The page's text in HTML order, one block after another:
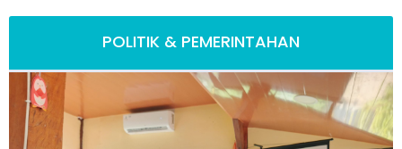
POLITIK & PEMERINTAHAN